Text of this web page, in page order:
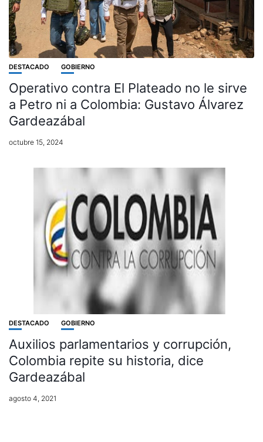
DESTACADO GOBIERNO
Operativo contra El Plateado no le sirve
a Petro ni a Colombia: Gustavo Álvarez
Gardeazábal
octubre 15, 2024
DESTACADO GOBIERNO
Auxilios parlamentarios y corrupción,
Colombia repite su historia, dice
Gardeazábal
agosto 4, 2021